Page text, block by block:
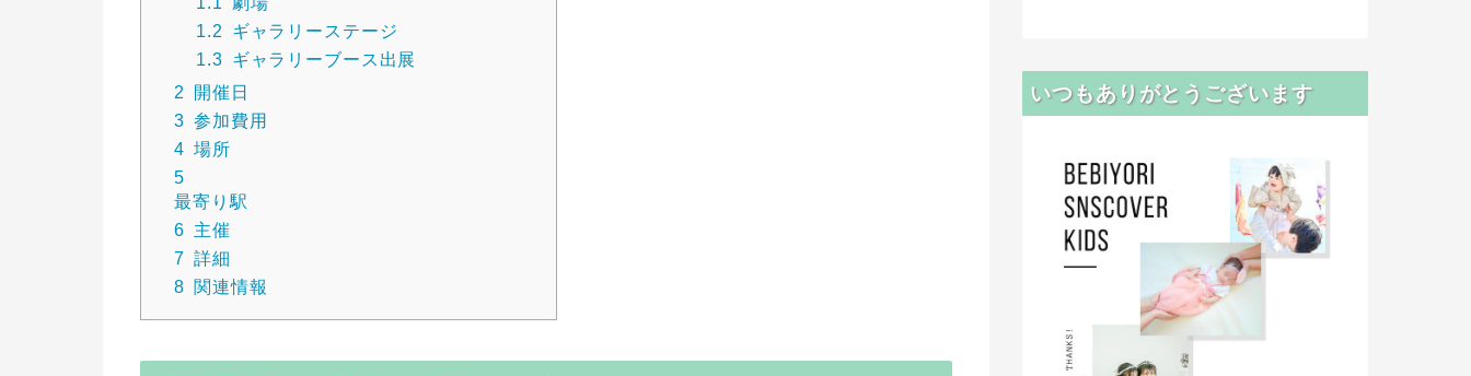
1.2
ギャラリーステージ
1.3 ギャラリーブース出展
2
開催日
3 参加費用
4 場所
5
最寄り駅
6 主催
7 詳細
8 関連情報
いつもありがとうございます